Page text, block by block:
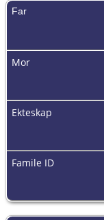
Far
Mor
Ekteskap
Famile ID